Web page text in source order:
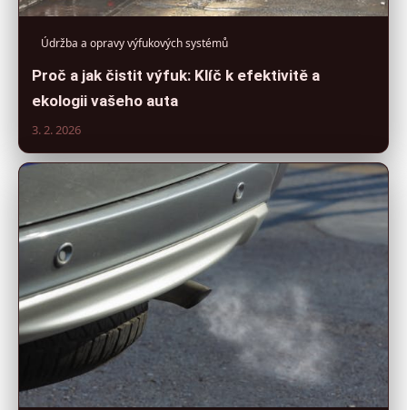
Údržba a opravy výfukových systémů
Proč a jak čistit výfuk: Klíč k efektivitě a
ekologii vašeho auta
3. 2. 2026